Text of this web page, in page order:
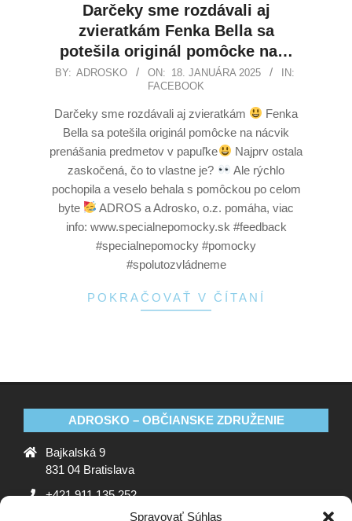
Spravovať Súhlas
Darčeky sme rozdávali aj
zvieratkám Fenka Bella sa
potešila originál pomôcke na…
BY: ADROSKO ON: 18. JANUÁRA 2025
IN:
FACEBOOK
Darčeky sme rozdávali aj zvieratkám
Fenka
Bella sa potešila originál pomôcke na nácvik
prenášania predmetov v papuľke
Najprv ostala
zaskočená, čo to vlastne je?
Ale rýchlo
pochopila a veselo behala s pomôckou po celom
byte
ADROS a Adrosko, o.z. pomáha, viac
info: www.specialnepomocky.sk #feedback
#specialnepomocky #pomocky
#spolutozvládneme
POKRAČOVAŤ V ČÍTANÍ
ADROSKO – OBČIANSKE ZDRUŽENIE
Bajkalská 9
831 04 Bratislava
+421 911 135 252